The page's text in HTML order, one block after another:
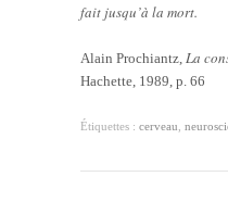
fait jusqu’à la mort.
Alain Prochiantz, La
Hachette, 1989, p. 66
Étiquettes : cerveau